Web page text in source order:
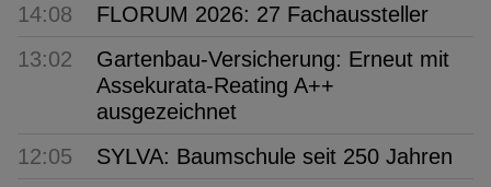
14:08
FLORUM 2026: 27 Fachaussteller
13:02
Gartenbau-Versicherung: Erneut mit
Assekurata-Reating A++
ausgezeichnet
12:05
SYLVA: Baumschule seit 250 Jahren